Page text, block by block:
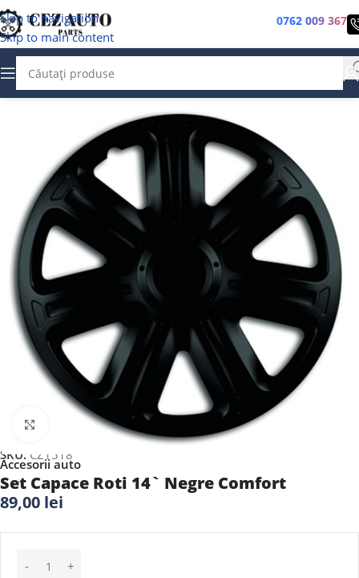
Skip to navigation
Skip to main content
0762 009 367
Faceți clic pentru a mări
Accesorii auto
Set Capace Roti 14` Negre Comfort
SKU: CZ1518
89,00 lei